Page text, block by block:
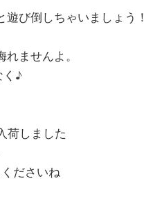
び倒しちゃいましょう！
ませんよ。
く♪
荷しました
ださいね